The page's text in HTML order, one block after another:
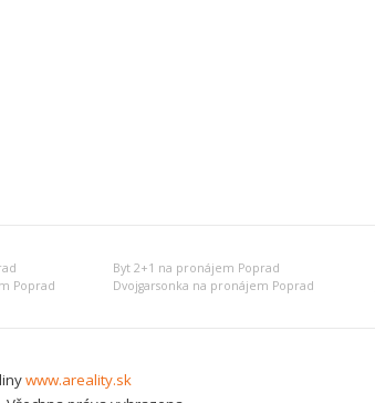
Byt 2+1 na pronájem Poprad
Poprad Dvojgarsonka na pronájem Poprad
www.areality.sk